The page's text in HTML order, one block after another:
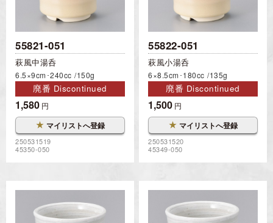
55821-051
萩風中湯呑
6.5×9cm･240cc 150g
廃番 Discontinued
1,580 円
★ マイリストへ登録
250531519
45350-050
55822-051
萩風小湯呑
6×8.5cm･180cc 135g
廃番 Discontinued
1,500 円
★ マイリストへ登録
250531520
45349-050